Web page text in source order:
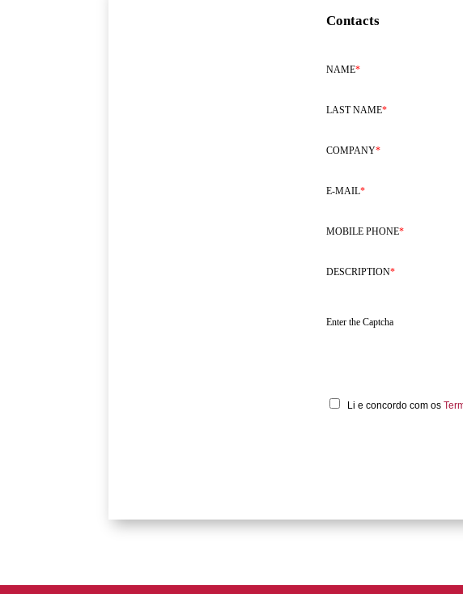
Contacts
NAME*
LAST NAME*
COMPANY*
E-MAIL*
MOBILE PHONE*
DESCRIPTION*
Enter the Captcha
Li e concordo com os